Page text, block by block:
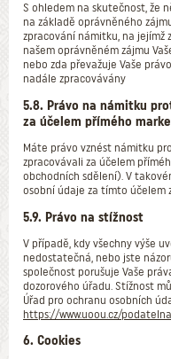
S ohledem na skutečnost, že
na základě oprávněného
zpracování námitku, na jejímž
našem oprávněném zájmu
nebo zda převažuje Vaše
nadále zpracovávány
5.8. Právo na námitku
za účelem přímého
Máte právo vznést námitku
zpracovávali za účelem
obchodních sdělení). V
osobní údaje za tímto účelem
5.9. Právo na stížnost
V případě, kdy všechny výše
nedostatečná, nebo jste
společnost porušuje Vaše
dozorového úřadu. Stížnost
Úřad pro ochranu osobních
https://www.uoou.cz/
6. Cookies